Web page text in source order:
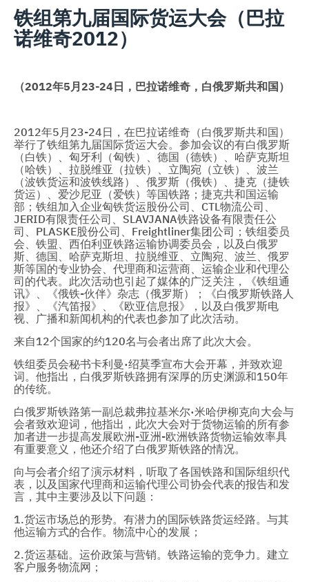
铁组第九届国际货运大会（巴拉
诺维奇2012）
（2012年5月 23-24 日，巴拉诺维奇，白俄罗斯共和国）
2012年5月23-24日，在巴拉诺维奇（白俄罗斯共和国）
举行了铁组第九届国际货运大会。参加会议的有白俄罗斯
（白铁）、匈牙利（匈铁）、德国（德铁）、哈萨克斯坦
（哈铁）、拉脱维亚（拉铁）、立陶宛（立铁）、波兰
（波铁货运和波铁线路）、俄罗斯（俄铁）、捷克（捷铁
货运）、爱沙尼亚（爱铁）等国铁路；捷克共和国运输
部；铁组加入企业匈铁货运股份公司、CTL物流公司、
JERID有限责任公司、SLAVJANA铁路设备有限责任公
司、PLASKE股份公司、Freightliner集团公司；铁组委员
会、铁盟、西伯利亚铁路运输协调委员会，以及白俄罗
斯、德国、哈萨克斯坦、拉脱维亚、立陶宛、波兰、俄罗
斯等国的专业协会、代理商和运营商、运输企业和代理公
司的代表。此次活动也引起了媒体的广泛关注，《铁组通
讯》、《俄铁-伙伴》杂志（俄罗斯）；《白俄罗斯铁路人
报》、《汽笛报》、《欧亚信息报》，以及白俄罗斯电
视、广播和新闻机构的代表也参加了此次活动。
来自12个国家的约120名与会者出席了此次大会。
铁组委员会秘书卡利曼·绍莫季宣布大会开幕，并致欢迎
词。他指出，白俄罗斯铁路拥有深厚的历史渊源和150年
的传统。
白俄罗斯铁路第一副总裁弗拉基米尔·米哈伊柳克向大会与
会者致欢迎词，他指出，此次大会对于货物运输的所有参
加者进一步提高发展欧洲-亚洲-欧洲铁路货物运输效率具
有重要意义，他还介绍了白俄罗斯铁路的情况。
向与会者介绍了演示材料，听取了各国铁路和国际组织代
表，以及国家代理商和运输代理公司协会代表的报告和发
言，其中主要涉及以下问题：
1.货运市场总的形势。有潜力的国际铁路货运经路。与其
他运输方式的合作。物流中心的发展；
2.货运基础。运价政策与营销。铁路运输的竞争力。建立
客户服务物流网；